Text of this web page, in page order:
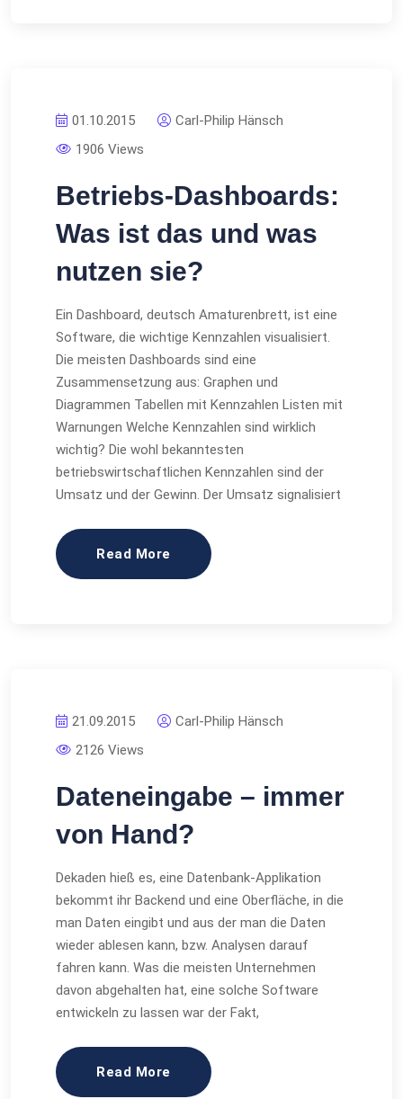
01.10.2015
Carl-Philip Hänsch
1906 Views
Betriebs-Dashboards:
Was ist das und was
nutzen sie?
Ein Dashboard, deutsch Amaturenbrett, ist eine
Software, die wichtige Kennzahlen visualisiert.
Die meisten Dashboards sind eine
Zusammensetzung aus: Graphen und
Diagrammen Tabellen mit Kennzahlen Listen mit
Warnungen Welche Kennzahlen sind wirklich
wichtig? Die wohl bekanntesten
betriebswirtschaftlichen Kennzahlen sind der
Umsatz und der Gewinn. Der Umsatz signalisiert
Read More
21.09.2015
Carl-Philip Hänsch
2126 Views
Dateneingabe – immer
von Hand?
Dekaden hieß es, eine Datenbank-Applikation
bekommt ihr Backend und eine Oberfläche, in die
man Daten eingibt und aus der man die Daten
wieder ablesen kann, bzw. Analysen darauf
fahren kann. Was die meisten Unternehmen
davon abgehalten hat, eine solche Software
entwickeln zu lassen war der Fakt,
Read More